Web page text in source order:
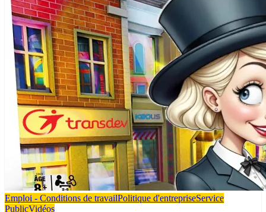
Emploi - Conditions de travailPolitique d'entrepriseService
PublicVidéos